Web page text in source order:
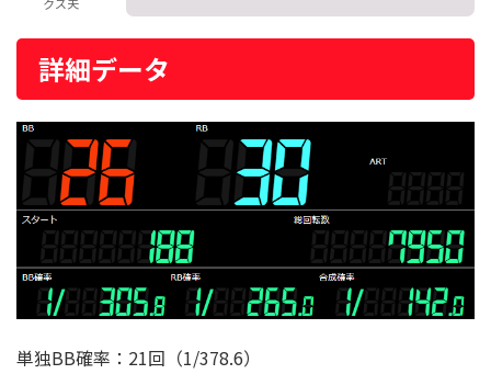
詳細データ
単独BB確率：21回（1/378.6）